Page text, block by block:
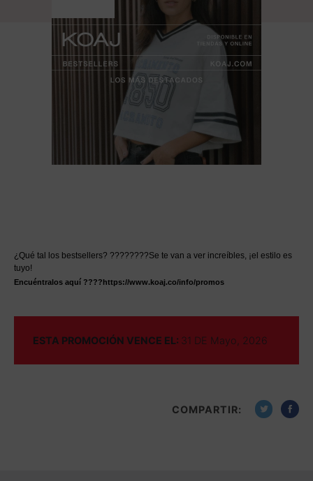
¿Qué tal los bestsellers? ????????Se te van a ver increíbles, ¡el estilo es
tuyo!
Encuéntralos aquí ????https://www.koaj.co/info/promos
ESTA PROMOCIÓN VENCE EL: 31 DE Mayo, 2026
COMPARTIR: